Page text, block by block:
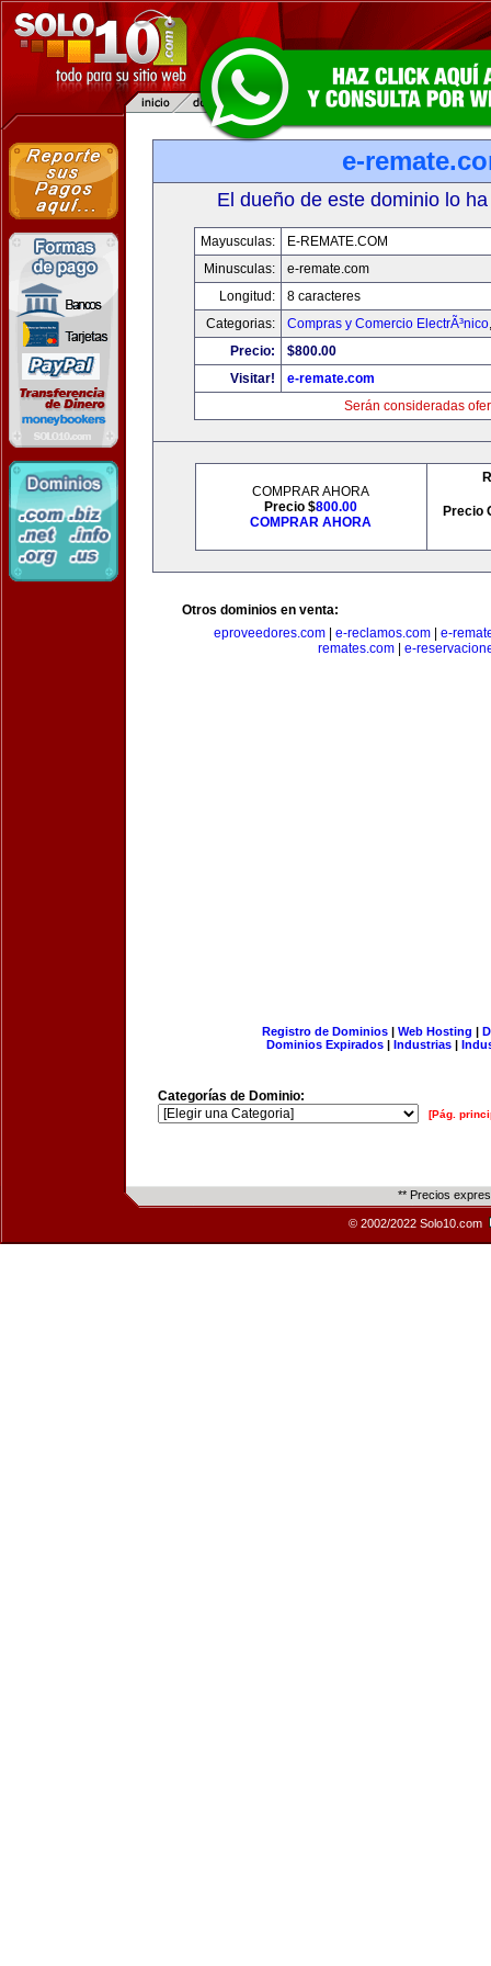
e-
El dueño de este dominio lo
Mayusculas:
E-REMATE.COM
Minusculas:
e-remate.com
Longitud:
8 caracteres
Categorias:
Compras y Comercio ElectrÃ³nico
Precio:
$800.00
Visitar!
e-remate.com
Serán consideradas
COMPRAR AHORA
Precio $800.00
COMPRAR AHORA
Precio
Otros dominios en venta:
eproveedores.com
e-reclamos.com
e-
remates.com| e-
Registro de Dominios| Web Hosting |
Dominios Expirados | Industrias |
Categorías de Dominio:
[Pág.
** Precios
© 2002/2022 Solo10.com